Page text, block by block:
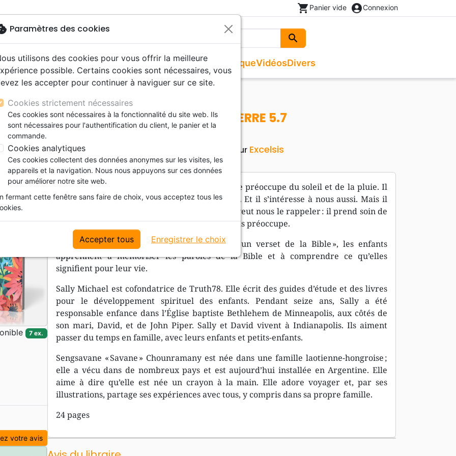
shopping_cart Panier vide account_circleConnexion
search
Rechercher
Nouveautés Bibles
gros caractères
d'étude
de mariage
Nouveaux Testaments
Evangiles et extraits
Bibles langues étrangères
Livres
Audio
Couple, famille, individu
Enfants
Formation
Livres autres langues
Jeunesse
adultes
CD Jeunesse
Musique
CD Isräel
Noël, Musique de fête
CD Enfants
Vidéos
spectacles
conférences
Films, fiction
Histoires vraies, témoignages
Divers
Commerce équitable
Accessoires de Bible
- 1 PIERRE 5.7
CONFIE A DIEU TES SOUCIS - 1 PIERRE 5.7
Référence Editeur Excelsis
Description Détails du produit
Dieu prend soin des oiseaux, des animaux, il se préoccupe du soleil et de la pluie. Il
prend soin de tout dans le monde qu’il a créé. Et il s’intéresse à nous aussi. Mais il
nous arrive d’être inquiets ou angoissés. Jésus veut nous le rappeler : il prend soin de
nous et nous pouvons lui confier tout ce qui nous préoccupe.
Avec les livres de la collection « J’apprends un verset de la Bible », les enfants
apprennent à mémoriser les paroles de la Bible et à comprendre ce qu’elles
signifient pour leur vie.
Sally Michael est cofondatrice de Truth78. Elle écrit des guides d’étude et des livres
pour le développement spirituel des enfants. Pendant seize ans, Sally a été
responsable enfance dans l’Église baptiste Bethlehem de Minneapolis, aux côtés de
son mari, David, et de John Piper. Sally et David vivent à Indianapolis. Ils aiment
passer du temps en famille, avec leurs enfants et petits-enfants.
Sengsavane « Savane » Chounramany est née dans une famille laotienne-hongroise ;
elle a vécu dans de nombreux pays et est aujourd’hui installée en Argentine. Elle
aime à dire qu’elle est née un crayon à la main. Elle adore voyager et, par ses
illustrations, partage ses expériences avec tous, y compris dans sa propre famille.
24 pages
7 ex.
votre avis
Paramètres des cookies
utilisons des cookies pour vous offrir la meilleure
possible. Certains cookies sont nécessaires, vous
les accepter pour continuer à naviguer sur ce site.
Cookies strictement nécessaires
Ces cookies sont nécessaires à la fonctionnalité du site web. Ils
sont nécessaires pour l'authentification du client, le panier et la
commande.
Cookies analytiques
Ces cookies collectent des données anonymes sur les visites, les
appareils et la navigation. Nous nous appuyons sur ces données
pour améliorer notre site web.
fermant cette fenêtre sans faire de choix, vous acceptez tous les
Accepter tous Enregistrer le choix